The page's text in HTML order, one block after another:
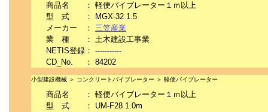
商品名 ： 軽便バイブレーター１ｍ以上
型 式
：
MGX-32 1.5
メーカー
： 三笠産業
業 種
： 土木建設工事業
NETIS登録 ： -----------
CD_No.
： 84202
小型建設機械 ＞ コンクリートバイブレーター ＞ 軽便バイブレーター
商品名 ： 軽便バイブレーター１ｍ以上
型 式
： UM-F28 1.0m